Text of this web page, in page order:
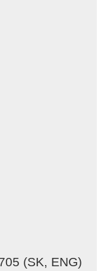
(SK, ENG)